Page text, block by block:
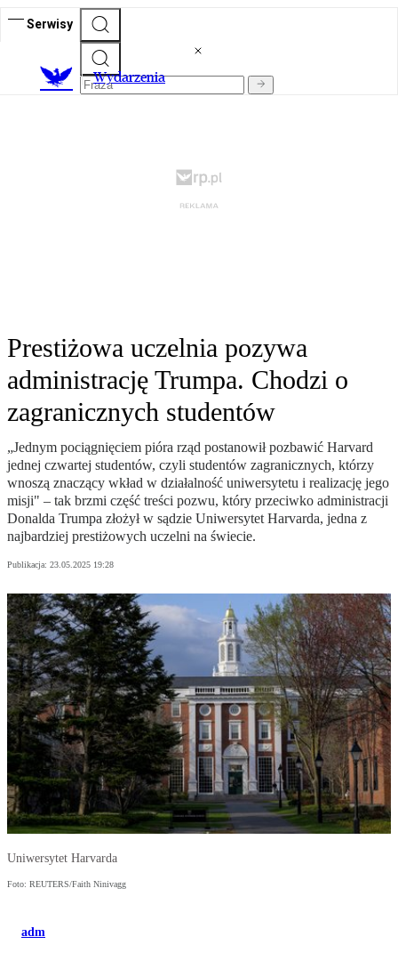
Serwisy
Wydarzenia
Prestiżowa uczelnia pozywa
administrację Trumpa. Chodzi o
zagranicznych studentów
„Jednym pociągnięciem pióra rząd postanowił pozbawić Harvard
jednej czwartej studentów, czyli studentów zagranicznych, którzy
wnoszą znaczący wkład w działalność uniwersytetu i realizację jego
misji" – tak brzmi część treści pozwu, który przeciwko administracji
Donalda Trumpa złożył w sądzie Uniwersytet Harvarda, jedna z
najbardziej prestiżowych uczelni na świecie.
Publikacja: 23.05.2025 19:28
Uniwersytet Harvarda
Foto: REUTERS/Faith Ninivagg
adm